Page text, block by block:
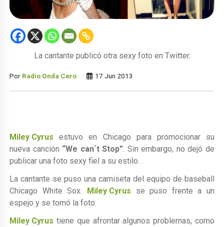
La cantante publicó otra sexy foto en Twitter.
Por Radio Onda Cero 17 Jun 2013
Miley Cyrus estuvo en Chicago para promocionar su
nueva canción “We can´t Stop”. Sin embargo, no dejó de
publicar una foto sexy fiel a su estilo.
La cantante se puso una camiseta del equipo de baseball
Chicago White Sox. Miley Cyrus se puso frente a un
espejo y se tomó la foto.
Miley Cyrus tiene que afrontar algunos problemas, como